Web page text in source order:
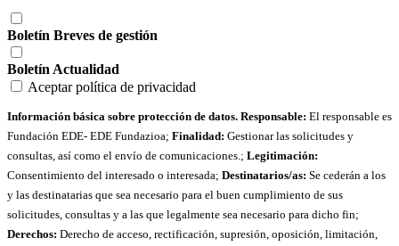
Boletín Breves de gestión
Boletín Actualidad
Aceptar política de privacidad
Información básica sobre protección de datos. Responsable: El responsable es
Fundación EDE- EDE Fundazioa; Finalidad: Gestionar las solicitudes y
consultas, así como el envío de comunicaciones.; Legitimación:
Consentimiento del interesado o interesada; Destinatarios/as: Se cederán a los
y las destinatarias que sea necesario para el buen cumplimiento de sus
solicitudes, consultas y a las que legalmente sea necesario para dicho fin;
Derechos: Derecho de acceso, rectificación, supresión, oposición, limitación,